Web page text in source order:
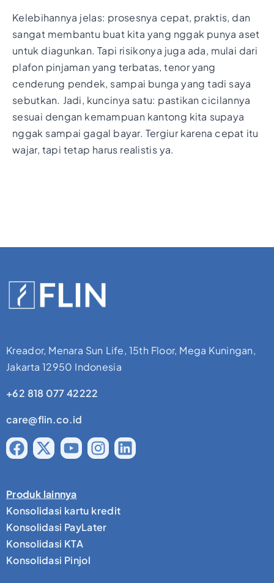
Kelebihannya jelas: prosesnya cepat, praktis, dan
sangat membantu buat kita yang nggak punya aset
untuk diagunkan. Tapi risikonya juga ada, mulai dari
plafon pinjaman yang terbatas, tenor yang
cenderung pendek, sampai bunga yang tadi saya
sebutkan. Jadi, kuncinya satu: pastikan cicilannya
sesuai dengan kemampuan kantong kita supaya
nggak sampai gagal bayar. Tergiur karena cepat itu
wajar, tapi tetap harus realistis ya.
Kreador, Menara Sun Life, 15th Floor, Mega Kuningan,
Jakarta 12950 Indonesia
+62 818 077 42222
care@flin.co.id
Produk lainnya
Konsolidasi kartu kredit
Konsolidasi PayLater
Konsolidasi KTA
Konsolidasi Pinjol